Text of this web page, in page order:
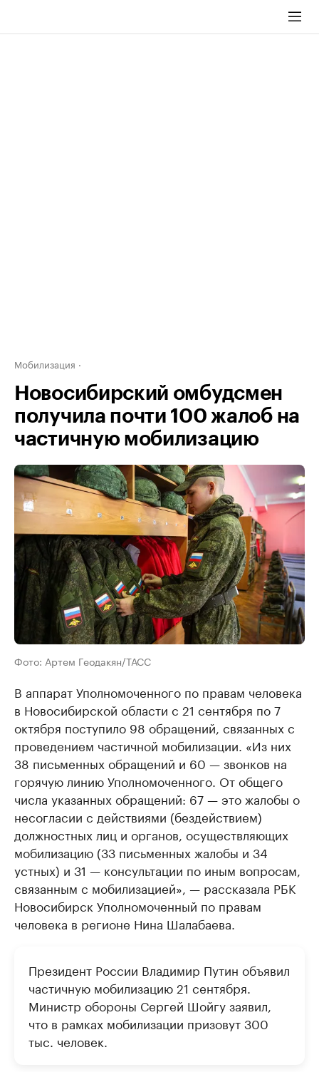
Мобилизация
Новосибирский омбудсмен
получила почти 100 жалоб на
частичную мобилизацию
Фото: Артем Геодакян/ТАСС
В аппарат Уполномоченного по правам человека
в Новосибирской области с 21 сентября по 7
октября поступило 98 обращений, связанных с
проведением частичной мобилизации. «Из них
38 письменных обращений и 60 — звонков на
горячую линию Уполномоченного. От общего
числа указанных обращений: 67 — это жалобы о
несогласии с действиями (бездействием)
должностных лиц и органов, осуществляющих
мобилизацию (33 письменных жалобы и 34
устных) и 31 — консультации по иным вопросам,
связанным с мобилизацией», — рассказала РБК
Новосибирск Уполномоченный по правам
человека в регионе Нина Шалабаева.
Президент России Владимир Путин объявил
частичную мобилизацию 21 сентября.
Министр обороны Сергей Шойгу заявил,
что в рамках мобилизации призовут 300
тыс. человек.